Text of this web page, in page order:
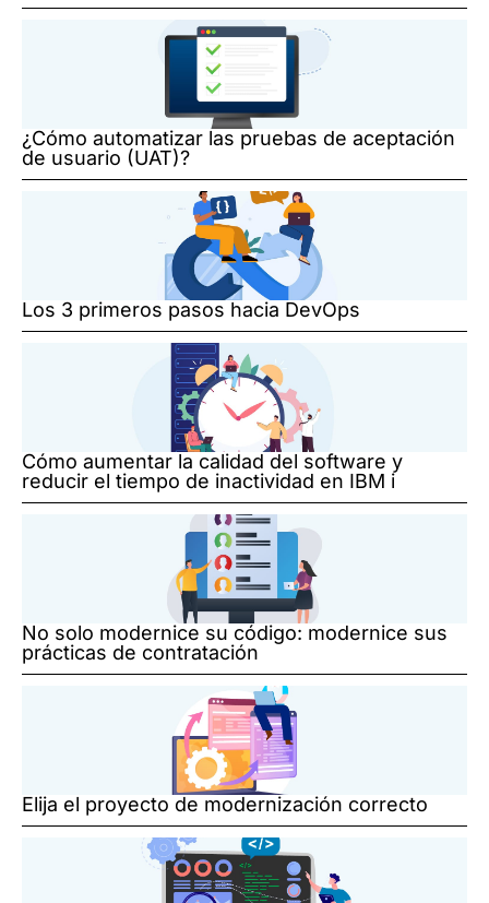
¿Cómo automatizar las pruebas de aceptación
de usuario (UAT)?
Los 3 primeros pasos hacia DevOps
Cómo aumentar la calidad del software y
reducir el tiempo de inactividad en IBM i
No solo modernice su código: modernice sus
prácticas de contratación
Elija el proyecto de modernización correcto